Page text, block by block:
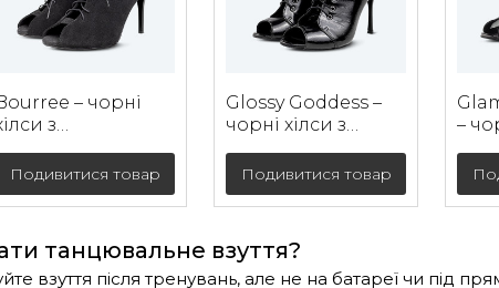
– чорні
з
з твердою
(9 см)
Подивитися товар
Glossy Goddess –
чорні хілси з
лакової шкіри (10
см)
Подивитися товар
–
танцювальне взуття?
взуття після тренувань, але не на батареї чи під